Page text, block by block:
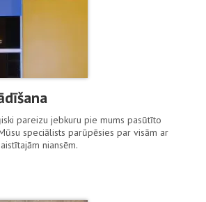
pareizu jebkuru pie mums pasūtīto
speciālists parūpēsies par visām ar
niansēm.